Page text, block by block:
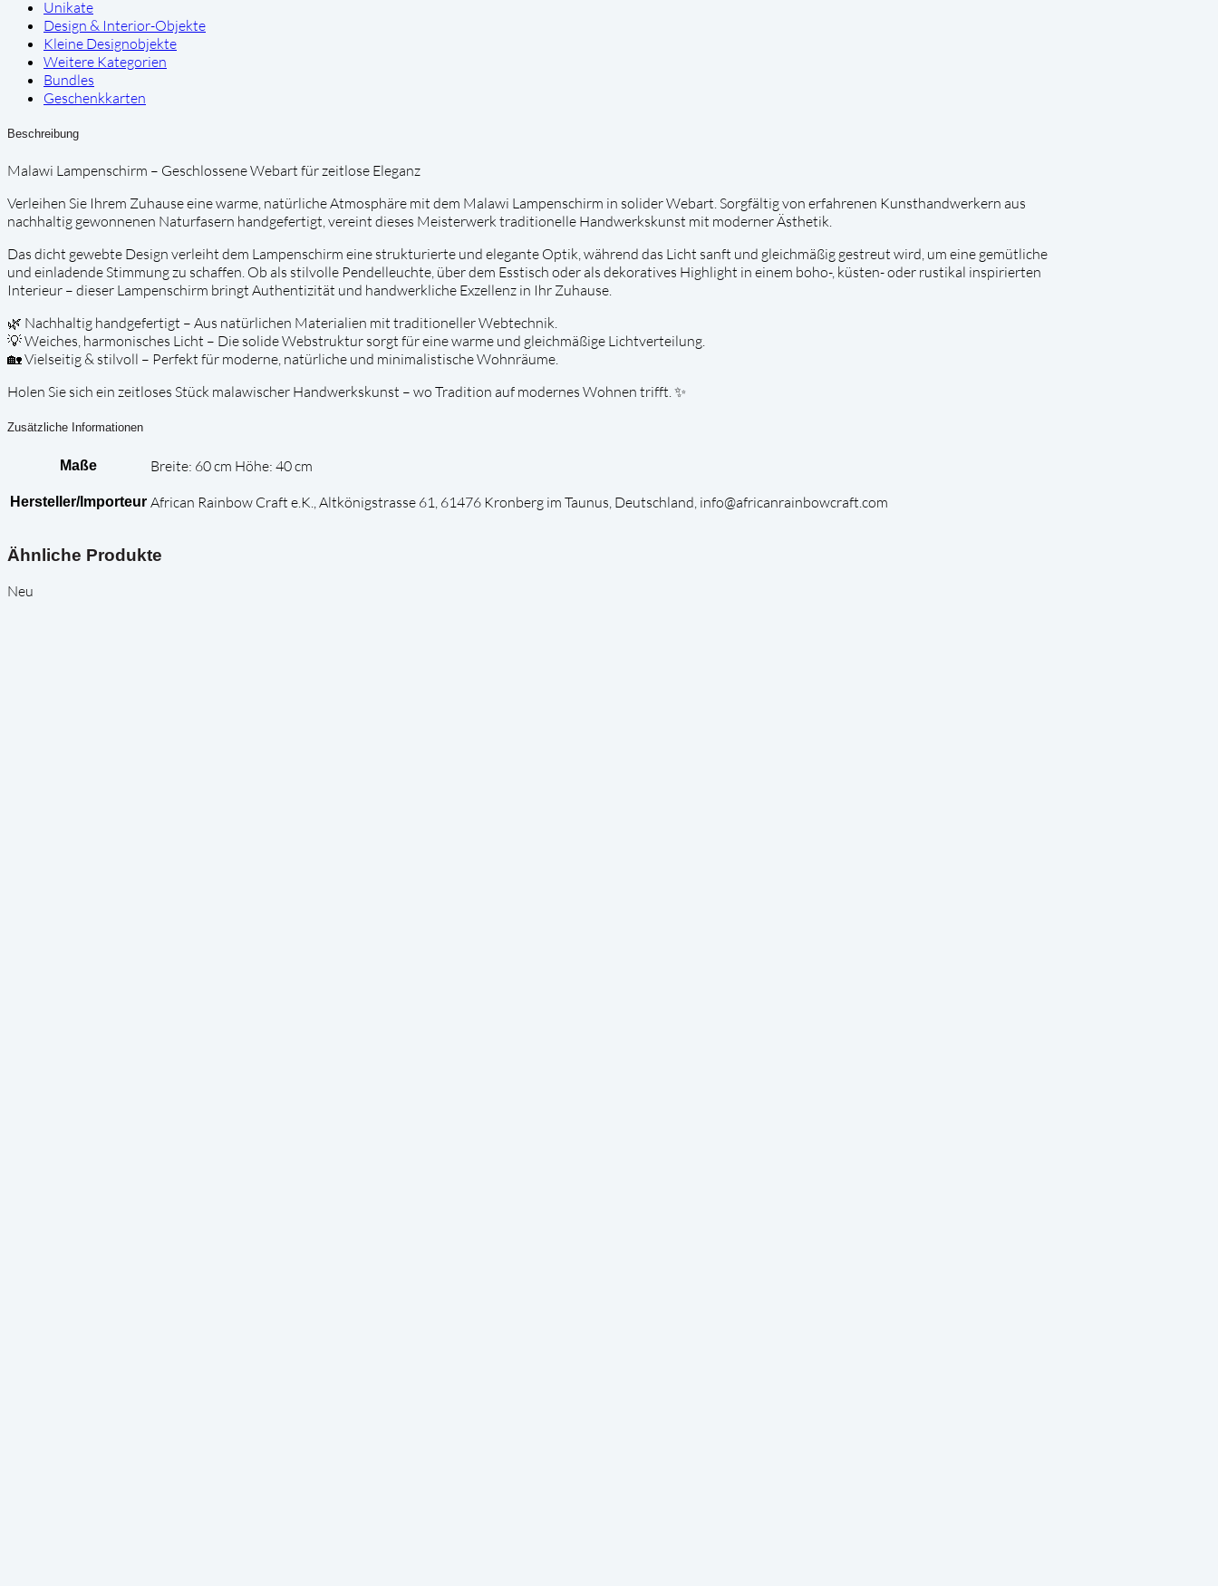
Medium
Menge
Unikate
Design & Interior-Objekte
Kleine Designobjekte
Weitere Kategorien
Bundles
Geschenkkarten
Beschreibung
Malawi Lampenschirm – Geschlossene Webart für zeitlose Eleganz
Verleihen Sie Ihrem Zuhause eine warme, natürliche Atmosphäre mit dem Malawi Lampenschirm in solider Webart. Sorgfältig von erfahrenen Kunsthandwerkern aus
nachhaltig gewonnenen Naturfasern handgefertigt, vereint dieses Meisterwerk traditionelle Handwerkskunst mit moderner Ästhetik.
Das dicht gewebte Design verleiht dem Lampenschirm eine strukturierte und elegante Optik, während das Licht sanft und gleichmäßig gestreut wird, um eine gemütliche
und einladende Stimmung zu schaffen. Ob als stilvolle Pendelleuchte, über dem Esstisch oder als dekoratives Highlight in einem boho-, küsten- oder rustikal inspirierten
Interieur – dieser Lampenschirm bringt Authentizität und handwerkliche Exzellenz in Ihr Zuhause.
🌿 Nachhaltig handgefertigt – Aus natürlichen Materialien mit traditioneller Webtechnik.
💡 Weiches, harmonisches Licht – Die solide Webstruktur sorgt für eine warme und gleichmäßige Lichtverteilung.
🏡 Vielseitig & stilvoll – Perfekt für moderne, natürliche und minimalistische Wohnräume.
Holen Sie sich ein zeitloses Stück malawischer Handwerkskunst – wo Tradition auf modernes Wohnen trifft. ✨
Zusätzliche Informationen
Maße Breite: 60 cm Höhe: 40 cm
Hersteller/Importeur African Rainbow Craft e.K., Altkönigstrasse 61, 61476 Kronberg im Taunus, Deutschland, info@africanrainbowcraft.com
Ähnliche Produkte
Neu